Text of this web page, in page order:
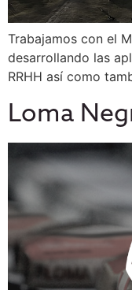
Trabajamos con el
desarrollando las
RRHH así como
Loma